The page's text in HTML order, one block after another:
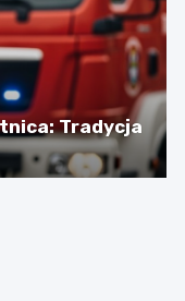
Tradycja